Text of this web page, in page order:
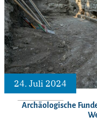
24. Juli 2024
Archäologische